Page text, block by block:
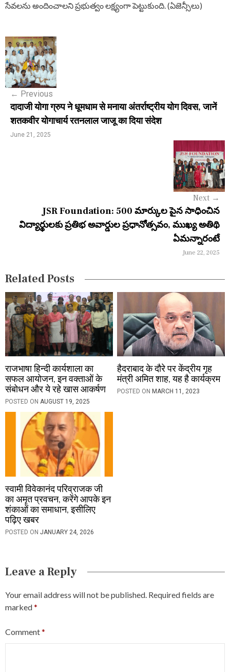
సేవలను అందించాలని ప్రభుత్వం లక్ష్యంగా పెట్టుకుంది. (ఏజెన్సీలు)
P
o
s
n
a
n
← Previous
दादाजी योगा ग्रुप ने धूमधाम से मनाया अंतर्राष्ट्रीय योग दिवस, जानें
शतकवीर योगाचार्य रतनलाल जाजू का दिया संदेश
June 21, 2025
Next →
JSR Foundation: 500 మార్కుల పైన సాధించిన
విద్యార్థులకు ప్రతిభ అవార్డుల ప్రధానోత్సవం, ముఖ్య అతిథి
ఏమన్నారంటే
June 22, 2025
Related Posts
राजभाषा हिन्दी कार्यशाला का
सफल आयोजन, इन वक्ताओं के
संबोधन और ये रहे खास आकर्षण
POSTED ON AUGUST 19, 2025
हैदराबाद के दौरे पर केंद्रीय गृह
मंत्री अमित शाह, यह है कार्यक्रम
POSTED ON MARCH 11, 2023
स्वामी विवेकानंद परिव्राजक जी
का अमृत प्रवचन, करेंगे आपके इन
शंकाओं का समाधान, इसीलिए
पढ़िए खबर
POSTED ON JANUARY 24, 2026
Leave a Reply
Your email address will not be published. Required fields are
marked*
Comment*